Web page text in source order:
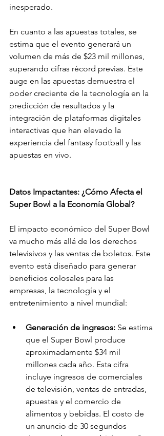
inesperado.
En cuanto a las apuestas totales, se
estima que el evento generará un
volumen de más de $23 mil millones,
superando cifras récord previas. Este
auge en las apuestas demuestra el
poder creciente de la tecnología en la
predicción de resultados y la
integración de plataformas digitales
interactivas que han elevado la
experiencia del fantasy football y las
apuestas en vivo.
Datos Impactantes: ¿Cómo Afecta el
Super Bowl a la Economía Global?
El impacto económico del Super Bowl
va mucho más allá de los derechos
televisivos y las ventas de boletos. Este
evento está diseñado para generar
beneficios colosales para las
empresas, la tecnología y el
entretenimiento a nivel mundial:
Generación de ingresos: Se estima
que el Super Bowl produce
aproximadamente $34 mil
millones cada año. Esta cifra
incluye ingresos de comerciales
de televisión, ventas de entradas,
apuestas y el comercio de
alimentos y bebidas. El costo de
un anuncio de 30 segundos